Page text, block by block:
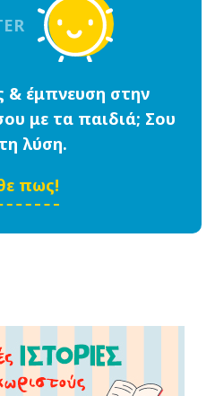
& έμπνευση στην
με τα παιδιά; Σου
λύση.
πως!